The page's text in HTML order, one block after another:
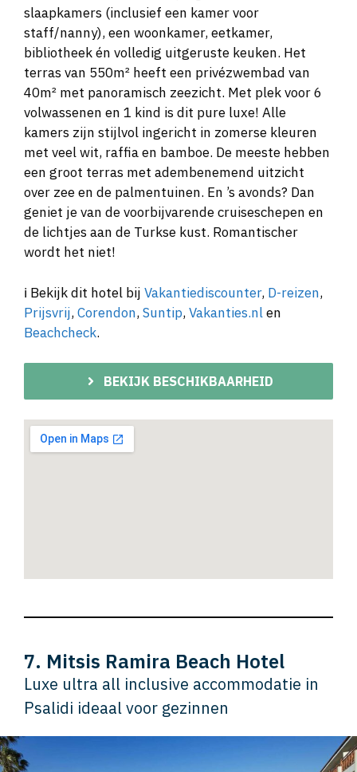
slaapkamers (inclusief een kamer voor
staff/nanny), een woonkamer, eetkamer,
bibliotheek én volledig uitgeruste keuken. Het
terras van 550m² heeft een privézwembad van
40m² met panoramisch zeezicht. Met plek voor 6
volwassenen en 1 kind is dit pure luxe! Alle
kamers zijn stijlvol ingericht in zomerse kleuren
met veel wit, raffia en bamboe. De meeste hebben
een groot terras met adembenemend uitzicht
over zee en de palmentuinen. En ’s avonds? Dan
geniet je van de voorbijvarende cruiseschepen en
de lichtjes aan de Turkse kust. Romantischer
wordt het niet!
ℹ️ Bekijk dit hotel bij Vakantiediscounter, D-reizen,
Prijsvrij,Corendon,Suntip,Vakanties.nlen
Beachcheck.
BEKIJK BESCHIKBAARHEID
7. Mitsis Ramira Beach Hotel
Luxe ultra all inclusive accommodatie in
Psalidi ideaal voor gezinnen